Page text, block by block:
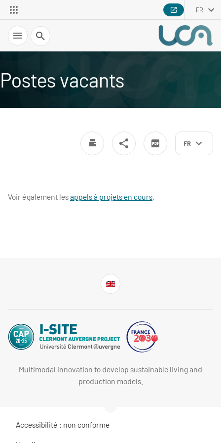
FR
Recherche
Postes vacants
FR
Voir également lesappels à projets en cours
Multimodal innovation to develop sustainable living and
production models.
Accessibilité : non conforme